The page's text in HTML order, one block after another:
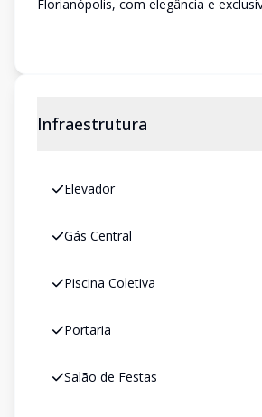
Florianópolis, com elegância e
Infraestrutura
Elevador
Gás Central
Piscina Coletiva
Portaria
Salão de Festas